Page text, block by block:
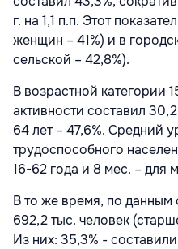
г. на 1,1 п.п. Этот
женщин – 41%) и в
сельской – 42,8%).
В возрастной категории
активности составил
64 лет – 47,6%. Средний
трудоспособного
16-62 года и 8 мес. – для
В то же время, по данным
692,2 тыс. человек
Из них: 35,3% -